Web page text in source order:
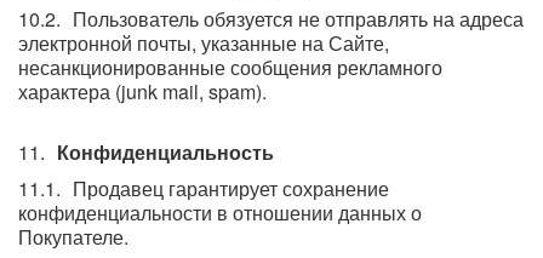
Пользователь обязуется не отправлять на адреса
электронной почты, указанные на Сайте,
несанкционированные сообщения рекламного
характера (junk mail, spam).
Конфиденциальность
Продавец гарантирует сохранение
конфиденциальности в отношении данных о
Покупателе.